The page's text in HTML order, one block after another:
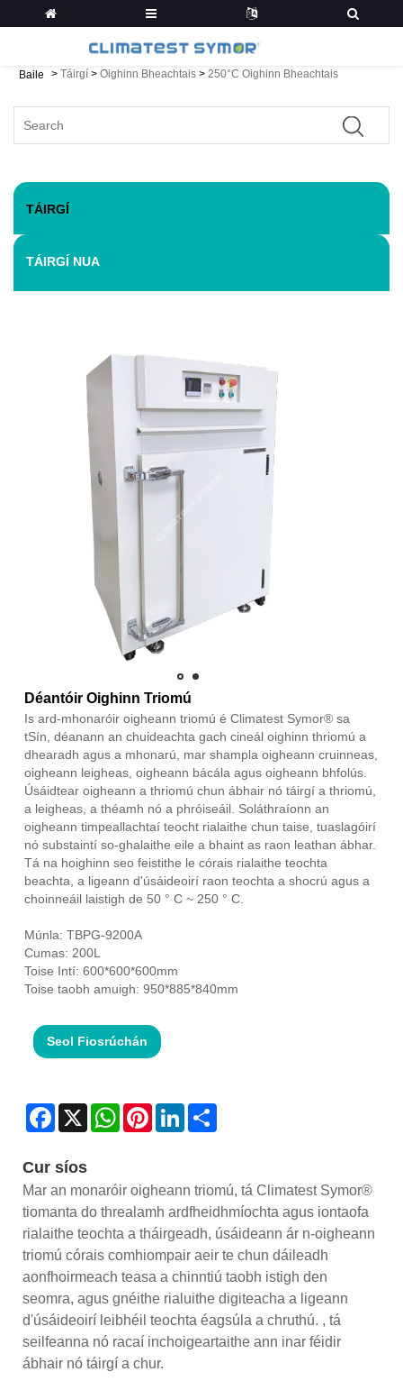
Baile > Táirgí > Oighinn Bheachtais > 250°C Oighinn Bheachtais
TÁIRGÍ
TÁIRGÍ NUA
Déantóir Oighinn Triomú
Is ard-mhonaróir oigheann triomú é Climatest Symor® sa
tSín, déanann an chuideachta gach cineál oighinn thriomú a
dhearadh agus a mhonarú, mar shampla oigheann cruinneas,
oigheann leigheas, oigheann bácála agus oigheann bhfolús.
Úsáidtear oigheann a thriomú chun ábhair nó táirgí a thriomú,
a leigheas, a théamh nó a phróiseáil. Soláthraíonn an
oigheann timpeallachtaí teocht rialaithe chun taise, tuaslagóirí
nó substaintí so-ghalaithe eile a bhaint as raon leathan ábhar.
Tá na hoighinn seo feistithe le córais rialaithe teochta
beachta, a ligeann d'úsáideoirí raon teochta a shocrú agus a
choinneáil laistigh de 50 ° C ~ 250 ° C.
Múnla: TBPG-9200A
Cumas: 200L
Toise Intí: 600*600*600mm
Toise taobh amuigh: 950*885*840mm
Seol Fiosrúchán
Facebook
X WhatsAppPinterestLinkedIn
Cur síos
Mar an monaróir oigheann triomú, tá Climatest Symor®
tiomanta do threalamh ardfheidhmíochta agus iontaofa
rialaithe teochta a tháirgeadh, úsáideann ár n-oigheann
triomú córais comhiompair aeir te chun dáileadh
aonfhoirmeach teasa a chinntiú taobh istigh den
seomra, agus gnéithe rialuithe digiteacha a ligeann
d'úsáideoirí leibhéil teochta éagsúla a chruthú. , tá
seilfeanna nó racaí inchoigeartaithe ann inar féidir
ábhair nó táirgí a chur.